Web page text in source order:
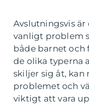
Avslutningsvis
vanligt problem
både barnet och
de olika typerna
skiljer sig åt, kan
problemet och
viktigt att vara